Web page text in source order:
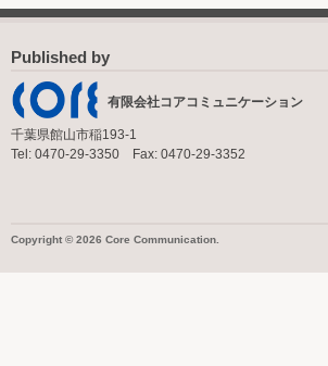
Published by
有限会社コアコミュニケーション
千葉県館山市稲193-1
Tel: 0470-29-3350 Fax: 0470-29-3352
Copyright © 2026 Core Communication.